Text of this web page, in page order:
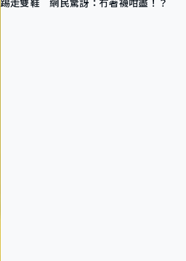
踢走雙鞋 網民驚訝：冇著襪咁盡！？